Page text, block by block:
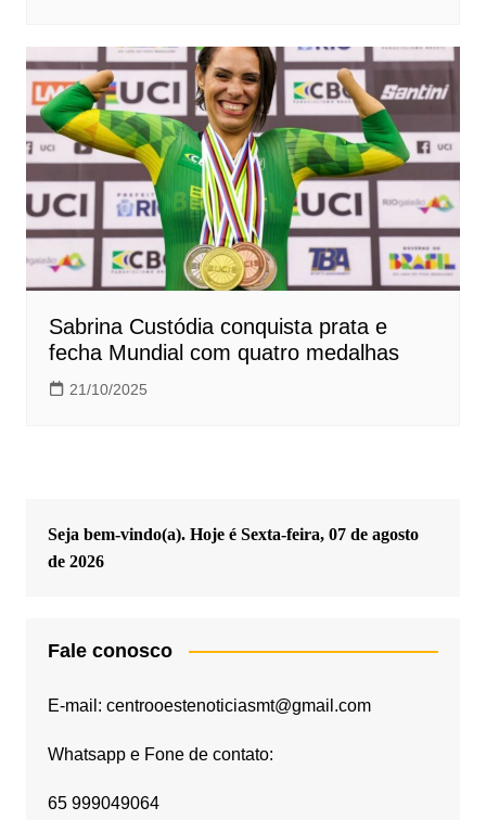
Sabrina Custódia conquista prata e
fecha Mundial com quatro medalhas
21/10/2025
Seja bem-vindo(a). Hoje é Sexta-feira, 07 de agosto
de 2026
Fale conosco
E-mail: centrooestenoticiasmt@gmail.com
Whatsapp e Fone de contato:
65 999049064